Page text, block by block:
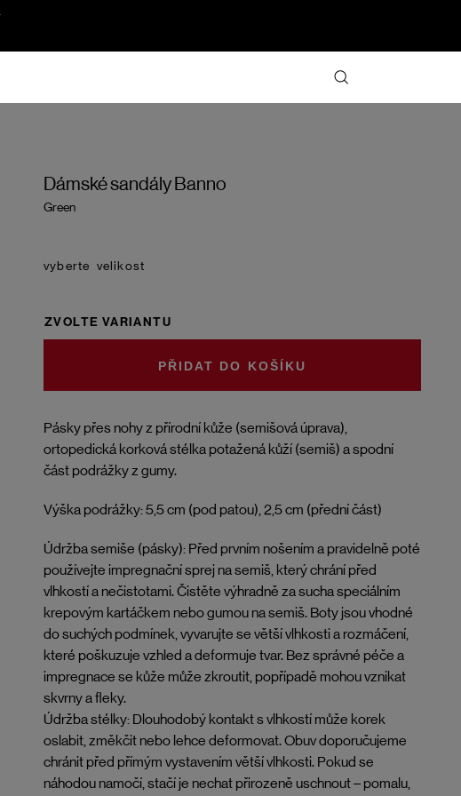
Dámské sandály Banno
Green
Pásky přes nohy z přírodní kůže (semišová úprava),
ortopedická korková stélka potažená kůží (semiš) a spodní
část podrážky z gumy.
Výška podrážky: 5,5 cm (pod patou), 2,5 cm (přední část)
Údržba semiše (pásky): Před prvním nošením a pravidelně poté
používejte impregnační sprej na semiš, který chrání před
vlhkostí a nečistotami. Čistěte výhradně za sucha speciálním
krepovým kartáčkem nebo gumou na semiš. Boty jsou vhodné
do suchých podmínek, vyvarujte se větší vlhkosti a rozmáčení,
které poškuzuje vzhled a deformuje tvar. Bez správné péče a
impregnace se kůže může zkroutit, popřípadě mohou vznikat
skvrny a fleky.
Údržba stélky: Dlouhodobý kontakt s vlhkostí může korek
oslabit, změkčit nebo lehce deformovat. Obuv doporučujeme
chránit před přímým vystavením větší vlhkosti. Pokud se
náhodou namočí, stačí je nechat přirozeně uschnout – pomalu,
velikost
ZVOLTE VARIANTU
DO KOŠÍKU